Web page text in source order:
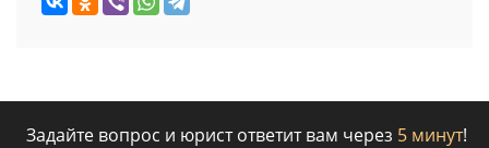
Задайте вопрос и юрист ответит вам через 5 минут!